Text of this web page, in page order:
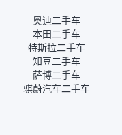
奥迪二手车
本田二手车
特斯拉二手车
知豆二手车
萨博二手车
骐蔚汽车二手车